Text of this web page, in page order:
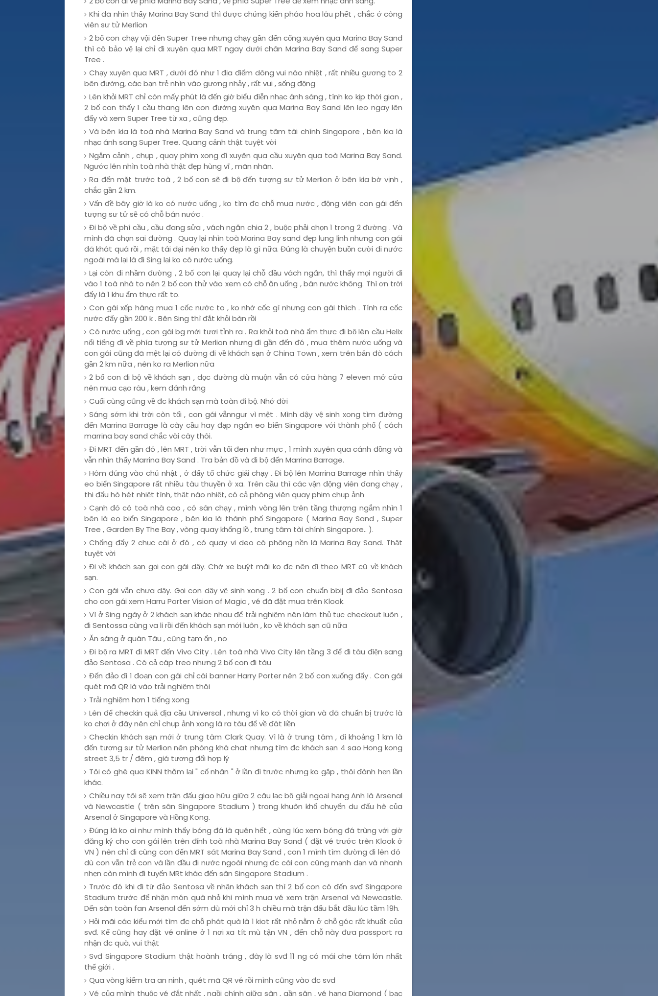
Khi đã nhìn thấy Marina Bay Sand thì được chứng kiến pháo hoa lâu phết , chắc ở công
viên sư tử Merlion
2 bố con chạy vội đến Super Tree nhưng chạy gần đến cổng xuyên qua Marina Bay Sand
thì cô bảo vệ lại chỉ đi xuyên qua MRT ngay dưới chân Marina Bay Sand để sang Super
Tree .
Chạy xuyên qua MRT , dưới đó như 1 địa điểm dông vui náo nhiệt , rất nhiều gương to 2
bên đường, các bạn trẻ nhìn vào gương nhảy , rất vui , sống động
Lên khỏi MRT chỉ còn mấy phút là đến giờ biểu điễn nhạc ánh sáng , tính ko kịp thời gian ,
2 bố con thấy 1 cầu thang lên con đường xuyên qua Marina Bay Sand lên leo ngay lên
đấy và xem Super Tree từ xa , cũng đẹp.
Và bên kia là toà nhà Marina Bay Sand và trung tâm tài chính Singapore , bên kia là
nhạc ánh sang Super Tree. Quang cảnh thật tuyệt vời
Ngắm cảnh , chụp , quay phim xong đi xuyên qua cầu xuyên qua toà Marina Bay Sand.
Ngước lên nhìn toà nhà thật đẹp hùng vĩ , mãn nhãn.
Ra đến mặt trước toà , 2 bố con sẽ đi bộ đến tượng sư tử Merlion ở bên kia bờ vịnh ,
chắc gần 2 km.
Vấn đề bây giờ là ko có nước uống , ko tìm đc chỗ mua nước , động viên con gái đến
tượng sư tử sẽ có chỗ bán nước .
Đi bộ về phí cầu , cầu đang sửa , vách ngăn chia 2 , buộc phải chọn 1 trong 2 đường . Và
mình đã chọn sai đường . Quay lại nhìn toà Marina Bay sand đẹp lung linh nhưng con gái
đã khát quá rồi , mặt tái dại nên ko thấy đẹp là gì nữa. Đúng là chuyện buồn cười đi nước
ngoài mà lại là đi Sing lại ko có nước uống.
Lại còn đi nhầm đường , 2 bố con lại quay lại chỗ đầu vách ngăn, thì thấy mọi người đi
vào 1 toà nhà to nên 2 bố con thử vào xem có chỗ ăn uống , bán nước không. Thì ơn trời
đấy là 1 khu ẩm thực rất to.
Con gái xếp hàng mua 1 cốc nước to , ko nhớ cốc gì nhưng con gái thích . Tính ra cốc
nước đấy gần 200 k . Bên Sing thì đắt khỏi bàn rồi
Có nước uống , con gái bg mới tươi tỉnh ra . Ra khỏi toà nhà ẩm thực đi bộ lên cầu Helix
nổi tiếng đi về phía tượng sư tử Merlion nhưng đi gần đến đó , mua thêm nước uống và
con gái cũng đã mệt lại có đường đi về khách sạn ở China Town , xem trên bản đò cách
gần 2 km nữa , nên ko ra Merlion nữa
2 bố con đi bộ về khách sạn , dọc đường dù muộn vẫn có cửa hàng 7 eleven mở cửa
nên mua cạo râu , kem đánh răng
Cuối cùng cũng về đc khách sạn mà toàn đi bộ. Nhớ đời
Sáng sớm khi trời còn tối , con gái vẫnngur vì mệt . Mình dậy vệ sinh xong tìm đường
đến Marrina Barrage là cây cầu hay đạp ngăn eo biển Singapore với thành phố ( cách
marrina bay sand chắc vài cây thôi.
Đi MRT đến gần đó , lên MRT , trời vẫn tối đen như mực , 1 mình xuyên qua cánh đồng và
vẫn nhìn thấy Marrina Bay Sand . Tra bản đồ và đi bộ đến Marrina Barrage.
Hôm đúng vào chủ nhật , ở đấy tổ chức giải chạy . Đi bộ lên Marrina Barrage nhìn thấy
eo biển Singapore rất nhiều tàu thuyền ở xa. Trên cầu thì các vận động viên đang chạy ,
thi đấu hò hét nhiệt tình, thật náo nhiệt, có cả phóng viên quay phim chụp ảnh
Cạnh đó có toà nhà cao , có sân chạy , mình vòng lên trên tầng thượng ngắm nhìn 1
bên là eo biển Singapore , bên kia là thành phố Singapore ( Marina Bay Sand , Super
Tree , Garden By The Bay , vòng quay khổng lồ , trung tâm tài chính Singapore.. ).
Chống đẩy 2 chục cái ở đó , có quay vi deo có phông nền là Marina Bay Sand. Thật
tuyệt vời
Đi về khách sạn gọi con gái dậy. Chờ xe buýt mãi ko đc nên đi theo MRT cũ về khách
sạn.
Con gái vẫn chưa dậy. Gọi con dậy vệ sinh xong . 2 bố con chuẩn bbij đi đảo Sentosa
cho con gái xem Harru Porter Vision of Magic , vé đã đặt mua trên Klook.
Vì ở Sing ngày ở 2 khách sạn khác nhau để trải nghiệm nên làm thủ tục checkout luôn ,
đi Sentossa cùng va li rồi đến khách sạn mới luôn , ko về khách sạn cũ nữa
Ăn sáng ở quán Tàu , cũng tạm ổn , no
Đi bộ ra MRT đi MRT đến Vivo City . Lên toà nhà Vivo City lên tầng 3 để đi tàu điện sang
đảo Sentosa . Có cả cáp treo nhưng 2 bố con đi tàu
Đến đảo đi 1 đoạn con gái chỉ cái banner Harry Porter nên 2 bố con xuống đấy . Con gái
quét mã QR là vào trải nghiệm thôi
Trải nghiệm hơn 1 tiếng xong
Lên để checkin quả địa cầu Universal , nhưng vì ko có thời gian và đã chuẩn bị trước là
ko chơi ở đây nên chỉ chụp ảnh xong là ra tàu để về đát liền
Checkin khách sạn mới ở trung tâm Clark Quay. Vì là ở trung tâm , đi khoảng 1 km là
đến tượng sư tử Merlion nên phòng khá chat nhưng tìm đc khách sạn 4 sao Hong kong
street 3,5 tr / đêm , giá tương đối hợp lý
Tôi có ghé qua KINN thăm lại " cố nhân " ở lần đi trước nhưng ko gặp , thôi đành hẹn lần
khác.
Chiều nay tôi sẽ xem trận đấu giao hữu giữa 2 câu lạc bộ giải ngoại hạng Anh là Arsenal
và Newcastle ( trên sân Singapore Stadium ) trong khuôn khổ chuyến du đấu hè của
Arsenal ở Singapore và Hồng Kong.
Đúng là ko ai như mình thấy bóng đá là quên hết , cùng lúc xem bóng đá trùng với giờ
đăng ký cho con gái lên trên đỉnh toà nhà Marina Bay Sand ( đặt vé trước trên Klook ở
VN ) nên chỉ đi cùng con đến MRT sát Marina Bay Sand , con 1 mình tìm đường đi lên đó
dù con vẫn trẻ con và lần đầu đi nước ngoài nhưng đc cái con cũng mạnh dạn và nhanh
nhẹn còn mình đi tuyến MRt khác đến sân Singapore Stadium .
Trước đó khi đi từ đảo Sentosa về nhận khách sạn thì 2 bố con có đến svđ Singapore
Stadium trước để nhận món quà nhỏ khi mình mua vé xem trận Arsenal và Newcastle.
Dến sân toàn fan Arsenal đến sớm dù mới chỉ 3 h chiều mà trận đấu bắt đầu lúc tầm 19h.
Hỏi mãi các kiểu mới tìm đc chỗ phát quà là 1 kiot rất nhỏ nằm ở chỗ góc rất khuất của
svđ. Kể cũng hay đặt vé online ở 1 nơi xa tít mù tận VN , đến chỗ này đưa passport ra
nhận đc quà, vui thật
Svđ Singapore Stadium thật hoành tráng , đây là svđ 11 ng có mái che tâm lớn nhất
thế giới .
Qua vòng kiểm tra an ninh , quét mã QR vé rồi mình cũng vào đc svd
Vé của mình thuộc vé đắt nhất , ngồi chính giữa sân , gần sân , vé hạng Diamond ( bạc